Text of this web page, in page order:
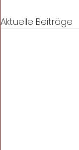
Aktuelle Beiträge